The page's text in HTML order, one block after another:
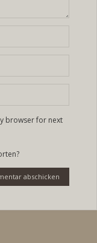
browser for next